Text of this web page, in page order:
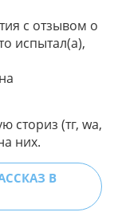
с отзывом о
испытал(а),
сториз (тг, wa,
них.
В